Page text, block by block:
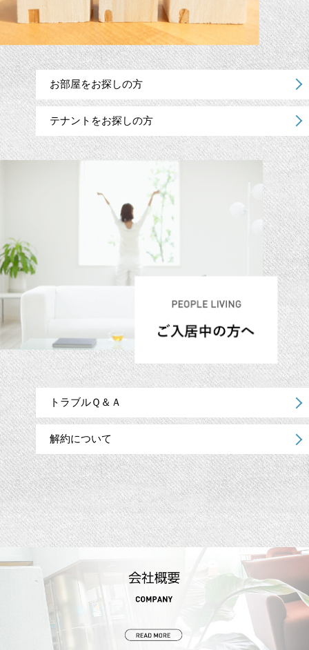
お部屋をお探しの方
テナントをお探しの方
トラブルＱ＆Ａ
解約について